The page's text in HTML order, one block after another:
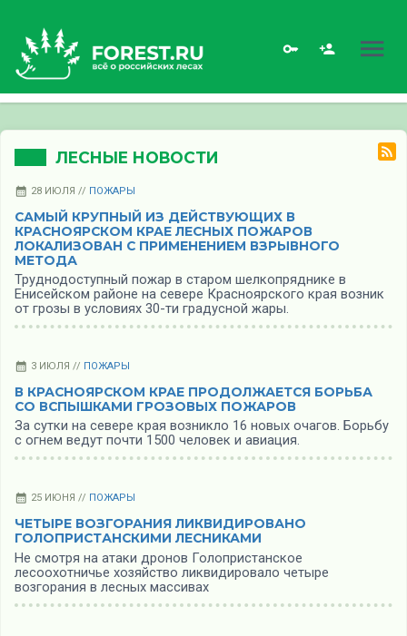
ЛЕСНЫЕ НОВОСТИ
28 ИЮЛЯ // ПОЖАРЫ
САМЫЙ КРУПНЫЙ ИЗ ДЕЙСТВУЮЩИХ В
КРАСНОЯРСКОМ КРАЕ ЛЕСНЫХ ПОЖАРОВ
ЛОКАЛИЗОВАН С ПРИМЕНЕНИЕМ ВЗРЫВНОГО
МЕТОДА
Труднодоступный пожар в старом шелкопряднике в
Енисейском районе на севере Красноярского края возник
от грозы в условиях 30-ти градусной жары.
3 ИЮЛЯ // ПОЖАРЫ
В КРАСНОЯРСКОМ КРАЕ ПРОДОЛЖАЕТСЯ БОРЬБА
СО ВСПЫШКАМИ ГРОЗОВЫХ ПОЖАРОВ
За сутки на севере края возникло 16 новых очагов. Борьбу
с огнем ведут почти 1500 человек и авиация.
25 ИЮНЯ // ПОЖАРЫ
ЧЕТЫРЕ ВОЗГОРАНИЯ ЛИКВИДИРОВАНО
ГОЛОПРИСТАНСКИМИ ЛЕСНИКАМИ
Не смотря на атаки дронов Голопристанское
лесоохотничье хозяйство ликвидировало четыре
возгорания в лесных массивах